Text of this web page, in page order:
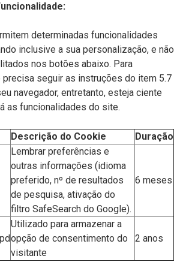
determinadas funcionalidades
inclusive a sua personalização, e não
nos botões abaixo. Para
seguir as instruções do item 5.7
navegador, entretanto, esteja ciente
as funcionalidades do site.
Descrição do Cookie Duração
Lembrar preferências e
outras informações (idioma
preferido, nº de resultados
de pesquisa, ativação do
filtro SafeSearch do Google).
6 meses
Utilizado para armazenar a
opção de consentimento do
visitante
2 anos